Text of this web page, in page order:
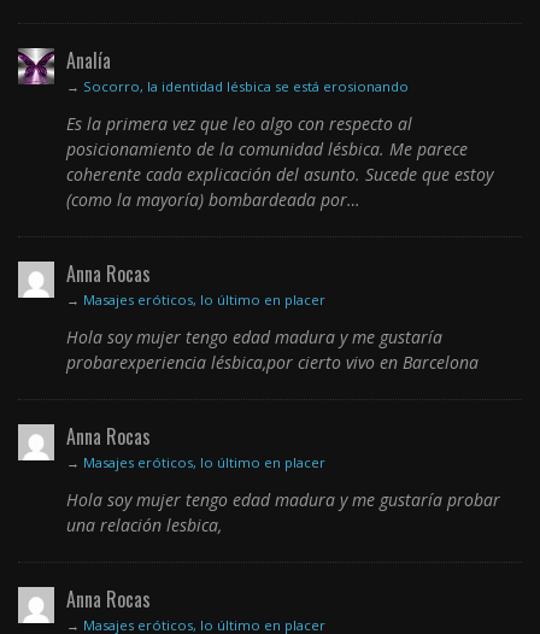
Analía
→ Socorro, la identidad lésbica se está erosionando
Es la primera vez que leo algo con respecto al
posicionamiento de la comunidad lésbica. Me parece
coherente cada explicación del asunto. Sucede que estoy
(como la mayoría) bombardeada por…
Anna Rocas
→ Masajes eróticos, lo último en placer
Hola soy mujer tengo edad madura y me gustaría
probarexperiencia lésbica,por cierto vivo en Barcelona
Anna Rocas
→ Masajes eróticos, lo último en placer
Hola soy mujer tengo edad madura y me gustaría probar
una relación lesbica,
Anna Rocas
→ Masajes eróticos, lo último en placer